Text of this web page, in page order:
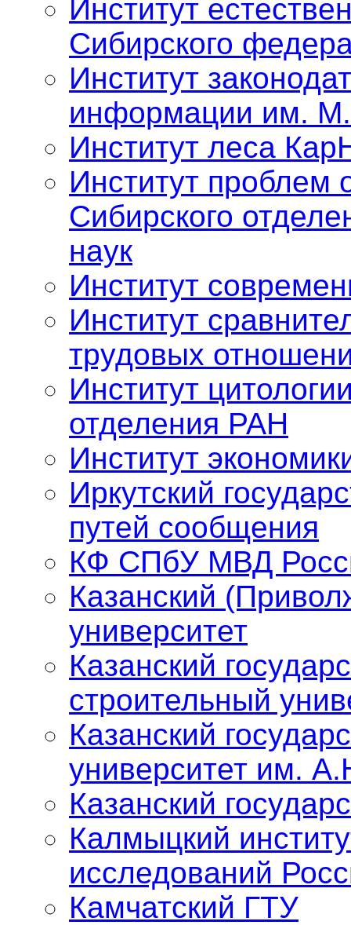
Институт
Сибирского
Институт
информации им.
Институт леса
Институт проблем
Сибирского
наук
Институт
Институт
трудовых
Институт
отделения РАН
Институт
Иркутский
путей сообщения
КФ СПбУ МВД
Казанский
университет
Казанский
строительный
Казанский
университет им.
Казанский
Калмыцкий
исследований
Камчатский ГТУ